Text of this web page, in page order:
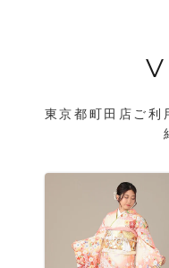
東京都町田店ご利